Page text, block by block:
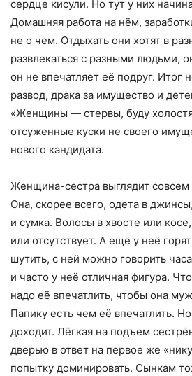
сердце кисули. Но тут у них
Домашняя работа на нём,
не о чем. Отдыхать они хотят в
развлекаться с разными людьми,
он не впечатляет её подруг. Итог
развод, драка за имущество и
«Женщины — стервы, буду
отсуженные куски не своего
нового кандидата.
Женщина-сестра выглядит совсем
Она, скорее всего, одета в
и сумка. Волосы в хвосте или
или отсутствует. А ещё у неё
шутить, с ней можно говорить
и часто у неё отличная фигура.
надо её впечатлить, чтобы она
Папику есть чем её впечатлить.
доходит. Лёгкая на подъем
дверью в ответ на первое же
попытку доминировать. Сынкам